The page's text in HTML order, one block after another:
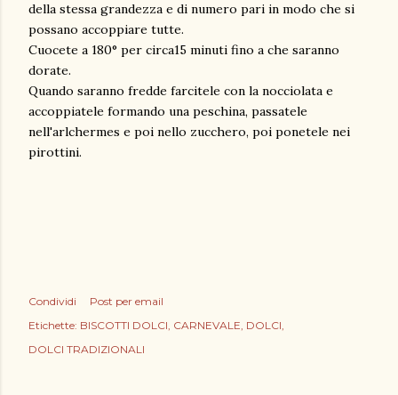
della stessa grandezza e di numero pari in modo che si
possano accoppiare tutte.
Cuocete a 180° per circa15 minuti fino a che saranno
dorate.
Quando saranno fredde farcitele con la nocciolata e
accoppiatele formando una peschina, passatele
nell'arlchermes e poi nello zucchero, poi ponetele nei
pirottini.
Condividi
Post per email
Etichette: BISCOTTI DOLCI CARNEVALE DOLCI
DOLCI TRADIZIONALI